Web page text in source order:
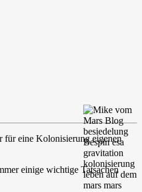
für eine Kolonisierung eigenen
einige wichtige Tatsachen